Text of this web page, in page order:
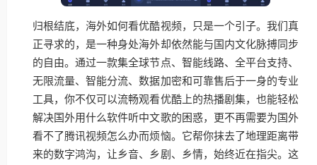
归根结底，海外如何看优酷视频，只是一个引子。我们真
正寻求的，是一种身处海外却依然能与国内文化脉搏同步
的自由。通过一款集全球节点、智能线路、全平台支持、
无限流量、智能分流、数据加密和可靠售后于一身的专业
工具，你不仅可以流畅观看优酷上的热播剧集，也能轻松
解决国外用什么软件听中文歌的困惑，更不再需要为国外
看不了腾讯视频怎么办而烦恼。它帮你抹去了地理距离带
来的数字鸿沟，让乡音、乡剧、乡情，始终近在指尖。这